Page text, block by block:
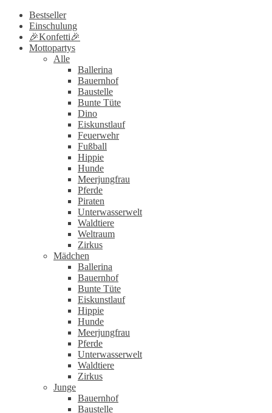
Bestseller
Einschulung
🎉Konfetti🎉
Mottopartys
Alle
Ballerina
Bauernhof
Baustelle
Bunte Tüte
Dino
Eiskunstlauf
Feuerwehr
Fußball
Hippie
Hunde
Meerjungfrau
Pferde
Piraten
Unterwasserwelt
Waldtiere
Weltraum
Zirkus
Mädchen
Ballerina
Bauernhof
Bunte Tüte
Eiskunstlauf
Hippie
Hunde
Meerjungfrau
Pferde
Unterwasserwelt
Waldtiere
Zirkus
Junge
Bauernhof
Baustelle